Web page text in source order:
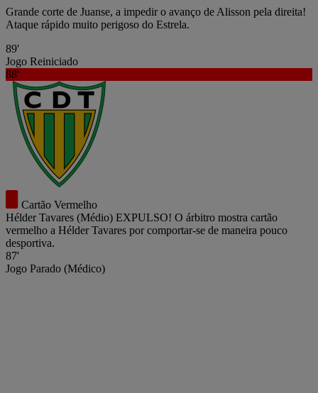
Grande corte de Juanse, a impedir o avanço de Alisson pela direita!
Ataque rápido muito perigoso do Estrela.
89'
Jogo Reiniciado
88'
Cartão Vermelho
Hélder Tavares (Médio) EXPULSO! O árbitro mostra cartão
vermelho a Hélder Tavares por comportar-se de maneira pouco
desportiva.
87'
Jogo Parado (Médico)